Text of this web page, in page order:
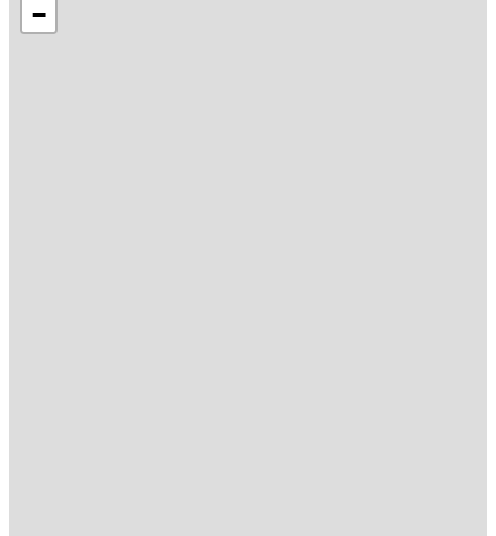
−